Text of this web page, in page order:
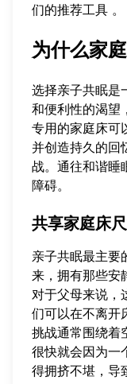
们的推荐工具 。
为什么家
选择亲子共眠是
和便利性的渴望
专用的家庭床可
并创造持久的回
战。通往和谐睡
障碍。
共享家庭床
亲子共眠最主要
来，拥有那些安
对于父母来说，
们可以在不离开
挑战通常围绕着
很快就会因为一
得拥挤不堪，导